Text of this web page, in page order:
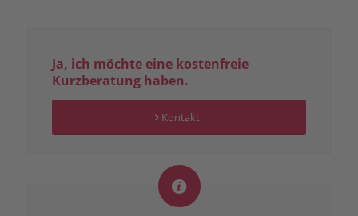
Ja, ich möchte eine kostenfreie
Kurzberatung haben.
Kontakt